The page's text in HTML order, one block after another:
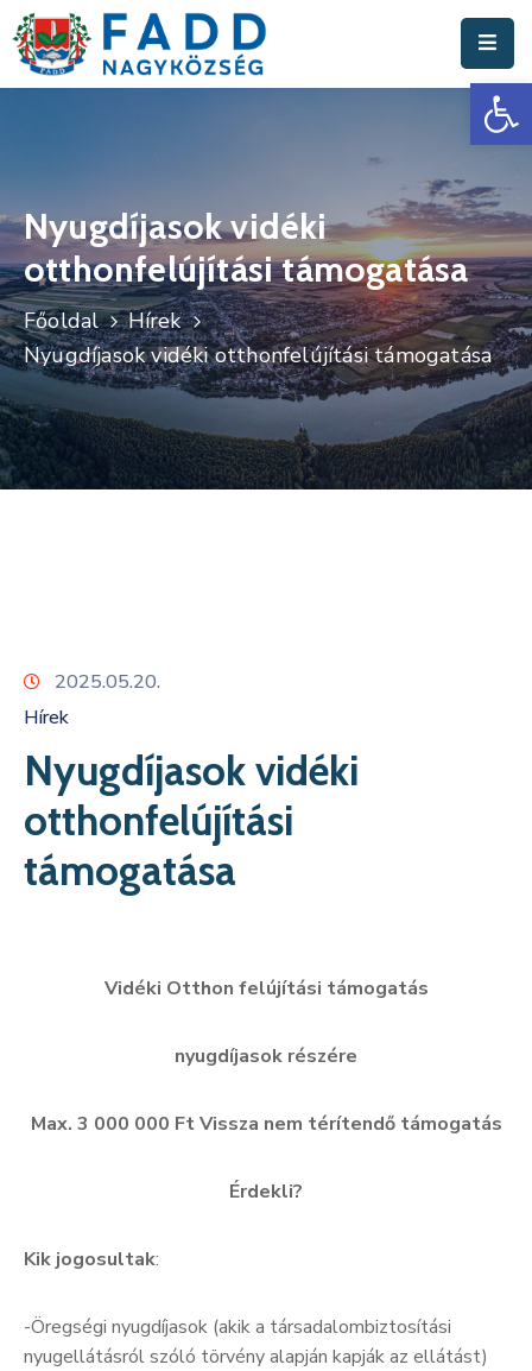
Hivatal
Fadd
Nagyközség
Turisztika
Választási
Információk
Események
Nyugdíjasok vidéki
otthonfelújítási támogatása
Főoldal
Hírek
Nyugdíjasok vidéki otthonfelújítási támogatása
2025.05.20.
Hírek
Nyugdíjasok vidéki
otthonfelújítási
támogatása
Vidéki Otthon felújítási támogatás
nyugdíjasok részére
Max. 3 000 000 Ft Vissza nem térítendő támogatás
Érdekli?
Kik jogosultak:
-Öregségi nyugdíjasok (akik a társadalombiztosítási
nyugellátásról szóló törvény alapján kapják az ellátást)